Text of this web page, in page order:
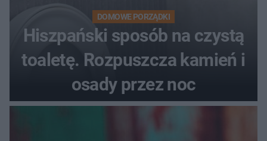
DOMOWE PORZĄDKI
Hiszpański sposób na czystą
toaletę. Rozpuszcza kamień i
osady przez noc